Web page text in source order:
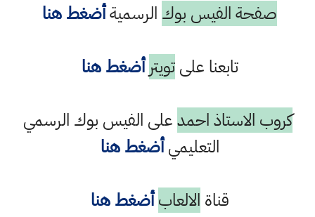
صفحة الفيس بوك الرسميةأضغط هنا
تابعنا علىتويتر أضغط هنا
كروب الاستاذ احمدعلى الفيس بوك الرسمي
التعليميأضغط هنا
قناة الالعاب أضغط هنا